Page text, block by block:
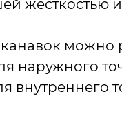
жёсткостью
можно
наружного
внутреннего